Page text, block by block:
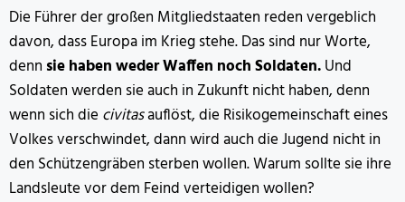
Die Führer der großen Mitgliedstaaten reden vergeblich
davon, dass Europa im Krieg stehe. Das sind nur Worte,
denn sie haben weder Waffen noch Soldaten.Und
Soldaten werden sie auch in Zukunft nicht haben, denn
wenn sich die civitasauflöst, die Risikogemeinschaft eines
Volkes verschwindet, dann wird auch die Jugend nicht in
den Schützengräben sterben wollen. Warum sollte sie ihre
Landsleute vor dem Feind verteidigen wollen?